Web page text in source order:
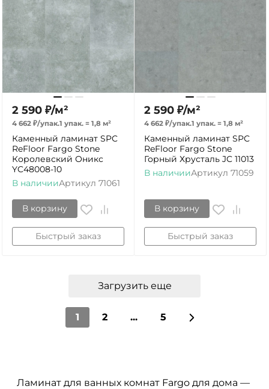
2 590 ₽/м²
4 662 ₽/упак.1 упак. = 1,8 м²
Каменный ламинат SPC
ReFloor Fargo Stone
Королевский Оникс
YC48008-10
В наличииАртикул 71061
В корзину
Быстрый заказ
2 590 ₽/м²
4 662 ₽/упак.1 упак. = 1,8 м²
Каменный ламинат SPC
ReFloor Fargo Stone
Горный Хрусталь JC 11013
В наличииАртикул 71059
В корзину
Быстрый заказ
Загрузить еще
1 2 ... 5
Ламинат для ванных комнат Fargo для дома —